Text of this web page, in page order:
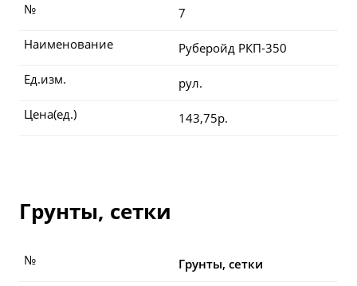
7
№
Руберойд РКП-350
Наименование
рул.
Ед.изм.
143,75р.
Цена(ед.)
Грунты, сетки
Грунты, сетки
№